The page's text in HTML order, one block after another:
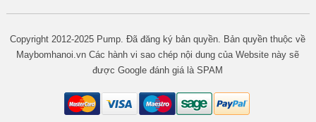
Copyright 2012-2025 Pump. Đã đăng ký bản quyền. Bản quyền thuộc về
Maybomhanoi.vn Các hành vi sao chép nội dung của Website này sẽ
được Google đánh giá là SPAM